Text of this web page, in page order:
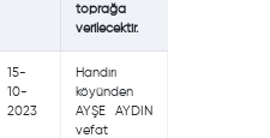
toprağa
verilecektir.
15-
10-
2023
Handırı
köyünden
AYŞE AYDIN
vefat